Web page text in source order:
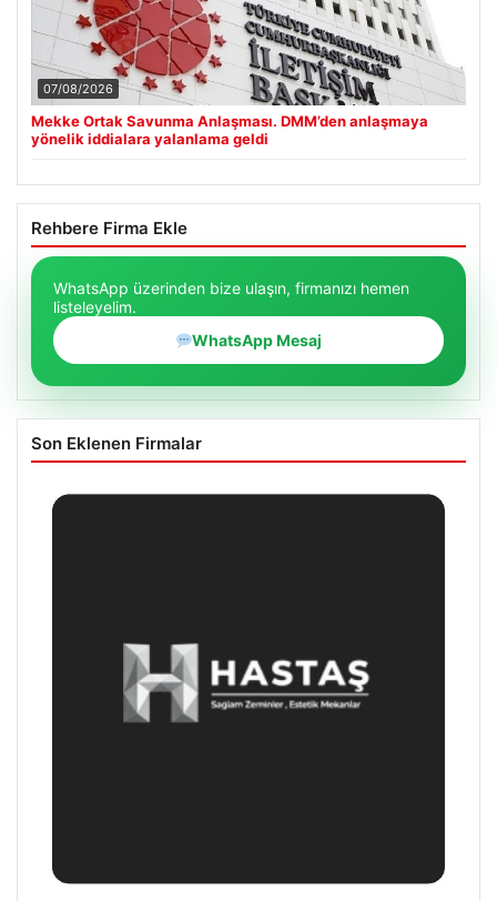
07/08/2026
Mekke Ortak Savunma Anlaşması. DMM’den anlaşmaya
yönelik iddialara yalanlama geldi
Rehbere Firma Ekle
WhatsApp üzerinden bize ulaşın, firmanızı hemen
listeleyelim.
WhatsApp Mesaj
Son Eklenen Firmalar